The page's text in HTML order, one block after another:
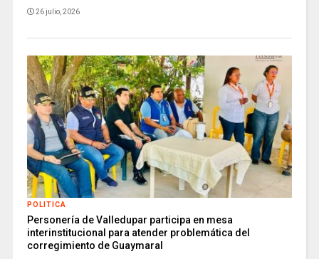
26 julio, 2026
POLITICA
Personería de Valledupar participa en mesa
interinstitucional para atender problemática del
corregimiento de Guaymaral